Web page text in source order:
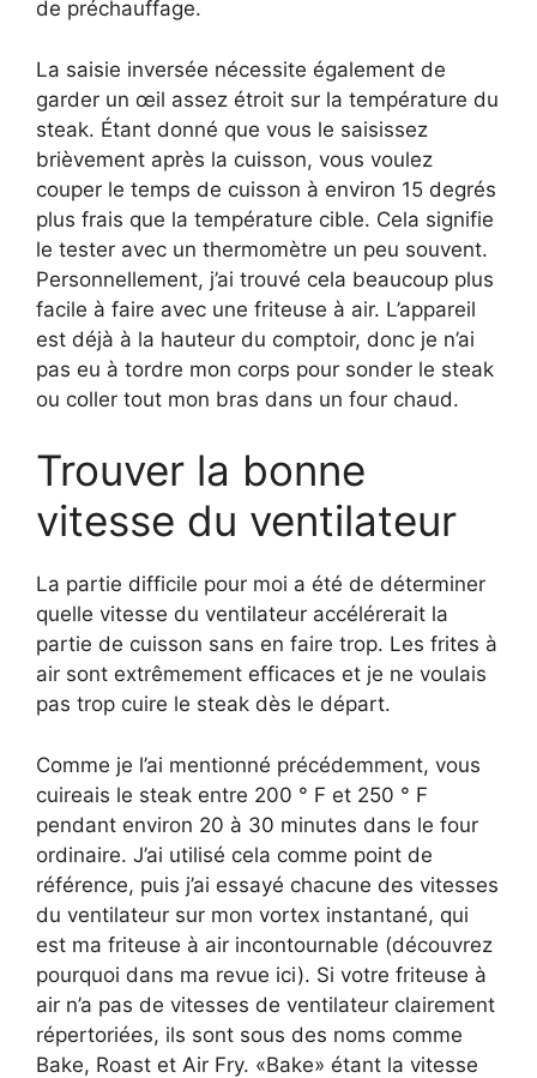
de préchauffage.
La saisie inversée nécessite également de
garder un œil assez étroit sur la température du
steak. Étant donné que vous le saisissez
brièvement après la cuisson, vous voulez
couper le temps de cuisson à environ 15 degrés
plus frais que la température cible. Cela signifie
le tester avec un thermomètre un peu souvent.
Personnellement, j’ai trouvé cela beaucoup plus
facile à faire avec une friteuse à air. L’appareil
est déjà à la hauteur du comptoir, donc je n’ai
pas eu à tordre mon corps pour sonder le steak
ou coller tout mon bras dans un four chaud.
Trouver la bonne
vitesse du ventilateur
La partie difficile pour moi a été de déterminer
quelle vitesse du ventilateur accélérerait la
partie de cuisson sans en faire trop. Les frites à
air sont extrêmement efficaces et je ne voulais
pas trop cuire le steak dès le départ.
Comme je l’ai mentionné précédemment, vous
cuireais le steak entre 200 ° F et 250 ° F
pendant environ 20 à 30 minutes dans le four
ordinaire. J’ai utilisé cela comme point de
référence, puis j’ai essayé chacune des vitesses
du ventilateur sur mon vortex instantané, qui
est ma friteuse à air incontournable (découvrez
pourquoi dans ma revue ici). Si votre friteuse à
air n’a pas de vitesses de ventilateur clairement
répertoriées, ils sont sous des noms comme
Bake, Roast et Air Fry. «Bake» étant la vitesse